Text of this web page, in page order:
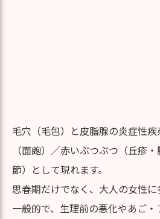
毛穴（毛包）と皮脂腺の炎症性
（面皰）／赤いぶつぶつ（丘疹
節）として現れます。
思春期だけでなく、大人の女性
一般的で、生理前の悪化やあご